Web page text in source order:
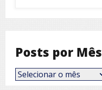
Posts por Mês
Posts
por